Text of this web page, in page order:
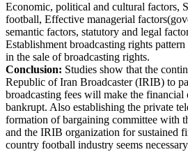
Economic, political and cultural factors,
football, Effective managerial
semantic factors, statutory and legal
Establishment broadcasting rights
in the sale of broadcasting rights.
Conclusion: Studies show that the
Republic of Iran Broadcaster (IRIB) to
broadcasting fees will make the
bankrupt. Also establishing the private
formation of bargaining committee with
and the IRIB organization for sustained
country football industry seems